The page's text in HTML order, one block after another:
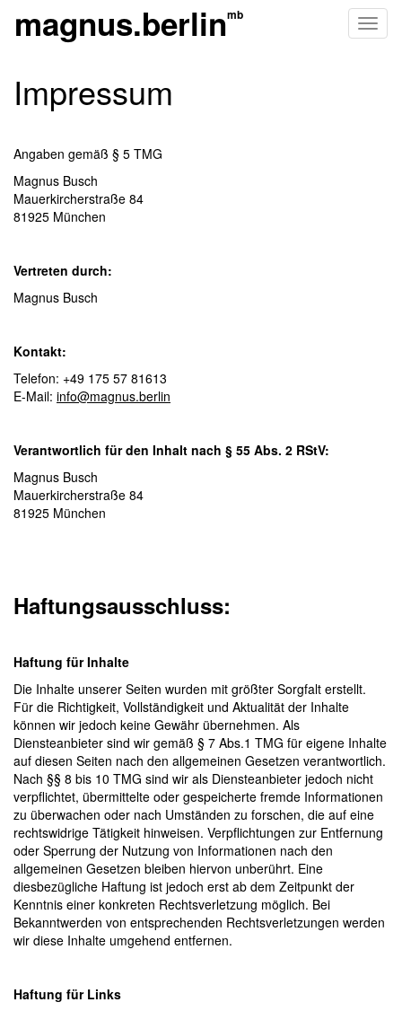
magnus.berlin
Impressum
Angaben gemäß § 5 TMG
Magnus Busch
Mauerkircherstraße 84
81925 München
Vertreten durch:
Magnus Busch
Kontakt:
Telefon: +49 175 57 81613
E-Mail: info@magnus.berlin
Verantwortlich für den Inhalt nach § 55 Abs. 2 RStV:
Magnus Busch
Mauerkircherstraße 84
81925 München
Haftungsausschluss:
Haftung für Inhalte
Die Inhalte unserer Seiten wurden mit größter Sorgfalt erstellt.
Für die Richtigkeit, Vollständigkeit und Aktualität der Inhalte
können wir jedoch keine Gewähr übernehmen. Als
Diensteanbieter sind wir gemäß § 7 Abs.1 TMG für eigene Inhalte
auf diesen Seiten nach den allgemeinen Gesetzen verantwortlich.
Nach §§ 8 bis 10 TMG sind wir als Diensteanbieter jedoch nicht
verpflichtet, übermittelte oder gespeicherte fremde Informationen
zu überwachen oder nach Umständen zu forschen, die auf eine
rechtswidrige Tätigkeit hinweisen. Verpflichtungen zur Entfernung
oder Sperrung der Nutzung von Informationen nach den
allgemeinen Gesetzen bleiben hiervon unberührt. Eine
diesbezügliche Haftung ist jedoch erst ab dem Zeitpunkt der
Kenntnis einer konkreten Rechtsverletzung möglich. Bei
Bekanntwerden von entsprechenden Rechtsverletzungen werden
wir diese Inhalte umgehend entfernen.
Haftung für Links